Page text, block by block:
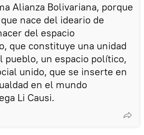
Alianza Bolivariana, porque
nace del ideario de
del espacio
que constituye una unidad
pueblo, un espacio político,
unido, que se inserte en
en el mundo
Li Causi.